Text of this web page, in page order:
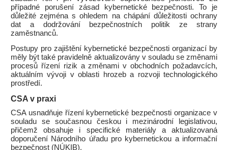
případné porušení zásad kybernetické bezpečnosti. To je
důležité zejména s ohledem na chápání důležitosti ochrany
dat a dodržování bezpečnostních politik ze strany
zaměstnanců.
Postupy pro zajištění kybernetické bezpečnosti organizací by
měly být také pravidelně aktualizovány v souladu se změnami
procesů řízení rizik a změnami v obchodních požadavcích,
aktuálním vývoji v oblasti hrozeb a rozvoji technologického
prostředí.
CSA v praxi
CSA usnadňuje řízení kybernetické bezpečnosti organizace v
souladu se současnou českou i mezinárodní legislativou,
přičemž obsahuje i specifické materiály a aktualizovaná
doporučení Národního úřadu pro kybernetickou a informační
bezpečnost (NÚKIB).